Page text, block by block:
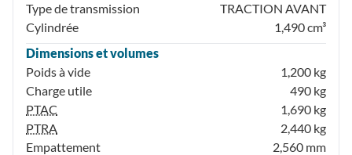
Type de transmission
TRACTION AVANT
Cylindrée
1,490 cm³
Dimensions et volumes
Poids à vide
1,200 kg
Charge utile
490 kg
PTAC
1,690 kg
PTRA
2,440 kg
Empattement
2,560 mm